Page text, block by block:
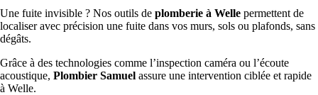
Une fuite invisible ? Nos outils de plomberie à Welle permettent de
localiser avec précision une fuite dans vos murs, sols ou plafonds, sans
dégâts.
Grâce à des technologies comme l’inspection caméra ou l’écoute
acoustique, Plombier Samuel assure une intervention ciblée et rapide
à Welle.